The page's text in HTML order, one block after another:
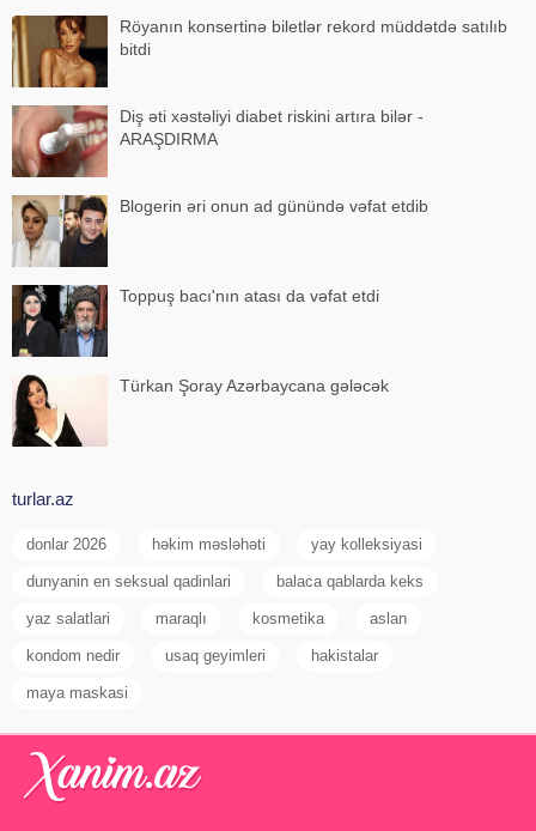
Röyanın konsertinə biletlər rekord müddətdə satılıb
bitdi
Diş əti xəstəliyi diabet riskini artıra bilər -
ARAŞDIRMA
Blogerin əri onun ad günündə vəfat etdib
Toppuş bacı'nın atası da vəfat etdi
Türkan Şoray Azərbaycana gələcək
turlar.az
donlar 2026 həkim məsləhəti yay kolleksiyasi
dunyanin en seksual qadinlari balaca qablarda keks
yaz salatlari maraqlı kosmetika aslan
kondom nedir usaq geyimleri hakistalar
maya maskasi